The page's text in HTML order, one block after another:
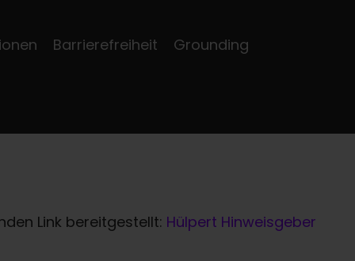
Barrierefreiheit
Grounding
Link bereitgestellt: Hülpert Hinweisgeber